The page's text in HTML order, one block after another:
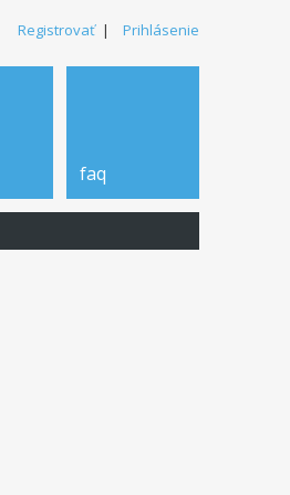
Registrovať| Prihlásenie
faq